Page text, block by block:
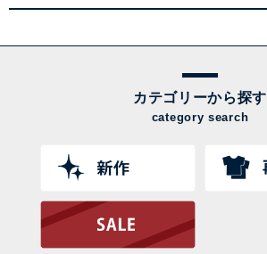
カテゴリーから探す
category search